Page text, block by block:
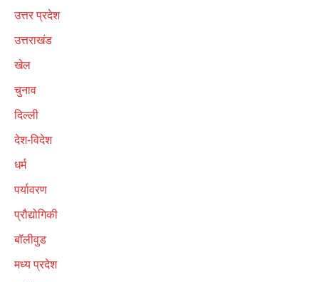
उत्तर प्रदेश
उत्तराखंड
खेल
चुनाव
दिल्ली
देश-विदेश
धर्म
पर्यावरण
प्रौद्योगिकी
बॉलीवुड
मध्य प्रदेश